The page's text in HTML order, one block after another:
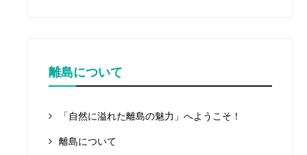
離島について
「自然に溢れた離島の魅力」へようこそ！
離島について